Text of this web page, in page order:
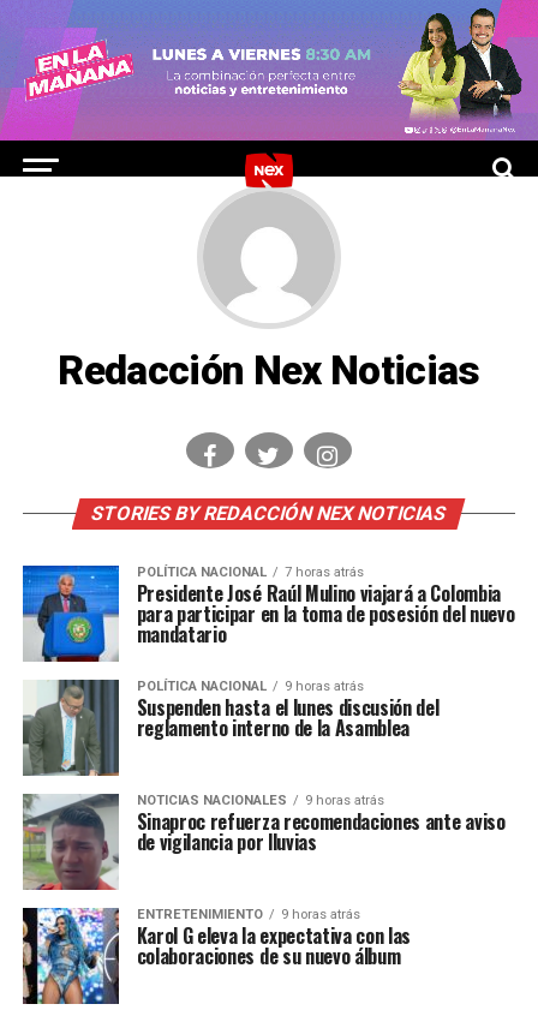
Redacción Nex Noticias
STORIES BY REDACCIÓN NEX NOTICIAS
POLÍTICA NACIONAL 7 horas atrás
Presidente José Raúl Mulino viajará a Colombia
para participar en la toma de posesión del nuevo
mandatario
POLÍTICA NACIONAL 9 horas atrás
Suspenden hasta el lunes discusión del
reglamento interno de la Asamblea
NOTICIAS NACIONALES 9 horas atrás
Sinaproc refuerza recomendaciones ante aviso
de vigilancia por lluvias
ENTRETENIMIENTO 9 horas atrás
Karol G eleva la expectativa con las
colaboraciones de su nuevo álbum